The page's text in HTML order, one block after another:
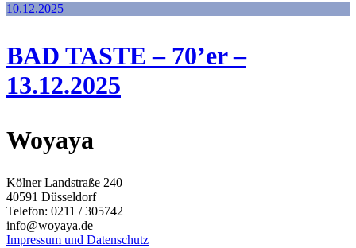
10.12.2025
BAD TASTE – 70’er –
13.12.2025
Woyaya
Kölner Landstraße 240
40591 Düsseldorf
Telefon: 0211 / 305742
info@woyaya.de
Impressum und Datenschutz